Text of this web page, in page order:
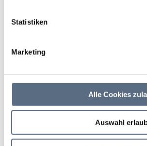
Statistiken
Marketing
Alle Cookies
Auswahl